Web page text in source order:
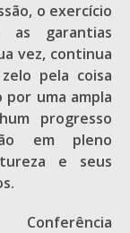
o exercício
garantias
vez, continua
pela coisa
por uma ampla
progresso
em pleno
e seus